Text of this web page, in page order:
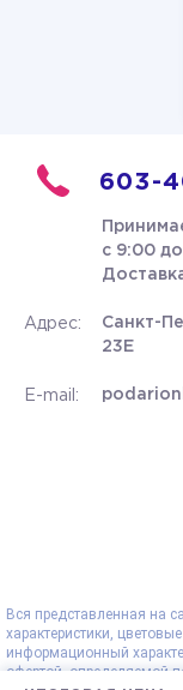
603-
с 9:00
Адрес:
Санкт-
23Е
E-mail:
Вся представленная на
характеристики,
информационный
офертой, определяемой